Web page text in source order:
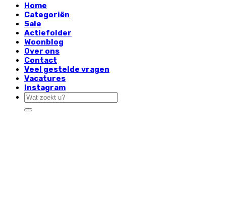
Home
Categoriën
Sale
Actiefolder
Woonblog
Over ons
Contact
Veel gestelde vragen
Vacatures
Instagram
Zoeken
naar: